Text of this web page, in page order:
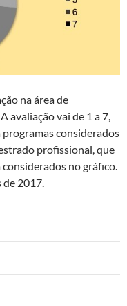
na área de
avaliação vai de 1 a 7,
programas considerados
profissional, que
no gráfico.
de 2017.